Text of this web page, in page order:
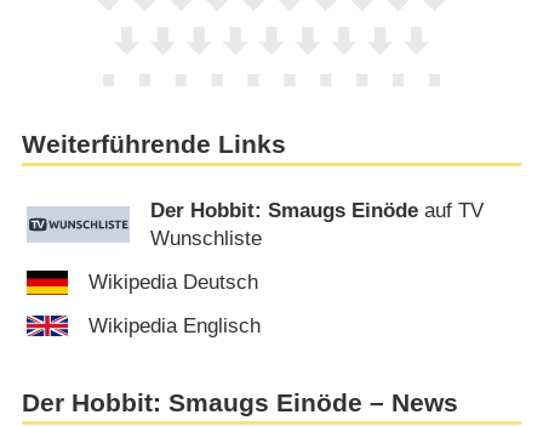
Weiterführende Links
Der Hobbit: Smaugs Einöde auf TV
Wunschliste
Wikipedia Deutsch
Wikipedia Englisch
Der Hobbit: Smaugs Einöde – News